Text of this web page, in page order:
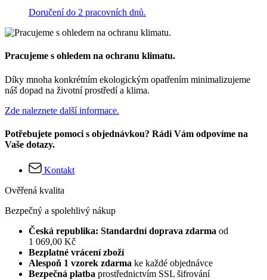
Doručení do 2 pracovních dnů.
Pracujeme s ohledem na ochranu klimatu.
Díky mnoha konkrétním ekologickým opatřením minimalizujeme
náš dopad na životní prostředí a klima.
Zde naleznete další informace.
Potřebujete pomoci s objednávkou? Rádi Vám odpovíme na
Vaše dotazy.
Kontakt
Ověřená kvalita
Bezpečný a spolehlivý nákup
Česká republika: Standardní doprava zdarma od
1 069,00 Kč
Bezplatné vrácení zboží
Alespoň 1 vzorek zdarma ke každé objednávce
Bezpečná platba prostřednictvím SSL šifrování